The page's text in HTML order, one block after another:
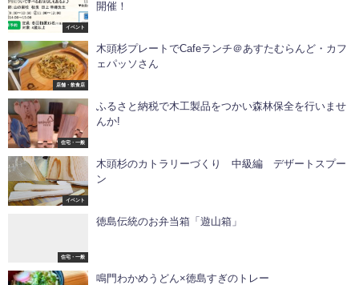
イベント
開催！
店舗・飲食店
木頭杉プレートでCafeランチ＠あすたむらんど・カフ
ェパッソさん
住宅・一般
ふるさと納税で木工製品をつかい森林保全を行いませ
んか!
イベント
木頭杉のカトラリーづくり 中級編 デザートスプー
ン
住宅・一般
徳島伝統のお弁当箱「遊山箱」
鳴門わかめうどん×徳島すぎのトレー